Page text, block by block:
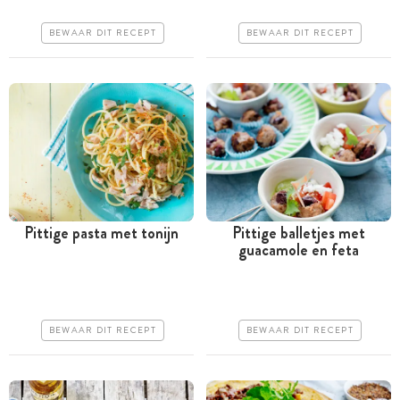
Erg makkelijk
BEWAAR DIT RECEPT Makkelijk
BEWAAR DIT RECEPT
Erg makkelijk
Pittige pasta met tonijn
BEWAAR DIT RECEPT
Minder dan 30 minuten
Makkelijk
Pittige balletjes met
guacamole en feta
BEWAAR DIT RECEPT